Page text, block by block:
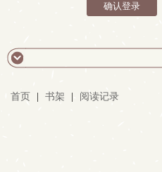
首页 书架 阅读记录